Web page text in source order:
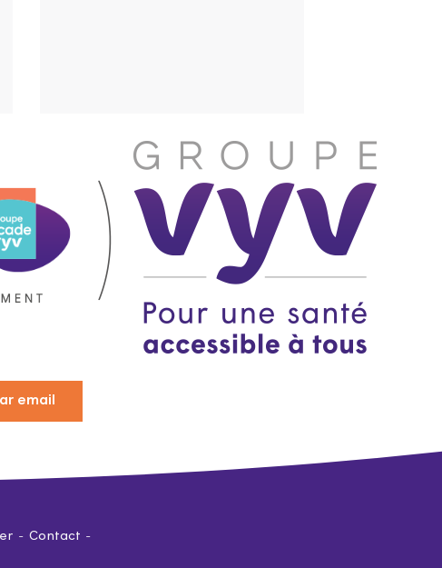
email
Contact